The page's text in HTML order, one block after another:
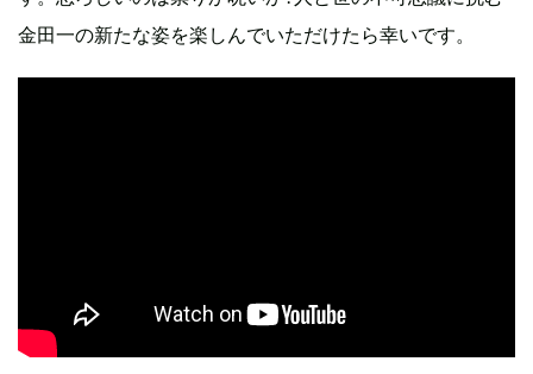
金田一の新たな姿を楽しんでいただけたら幸いです。